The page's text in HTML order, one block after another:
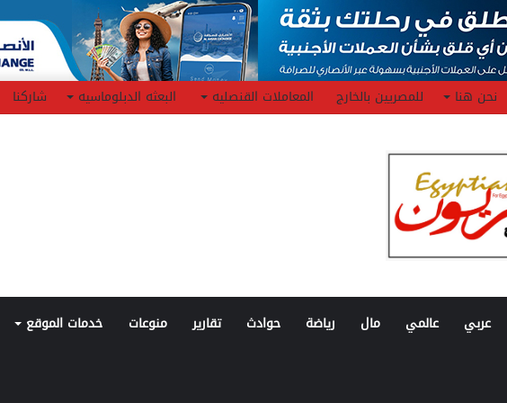
نحن هنا للمصريين بالخارج المعاملات القنصليه البعثه الدبلوماسيه شاركنا
عربي عالمي مال رياضة حوادث تقارير منوعات خدمات الموقع